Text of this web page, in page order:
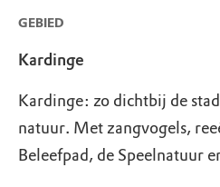
GEBIED
Kardinge
Kardinge: zo dichtbij de
natuur. Met zangvogels,
Beleefpad, de Speelnatuur